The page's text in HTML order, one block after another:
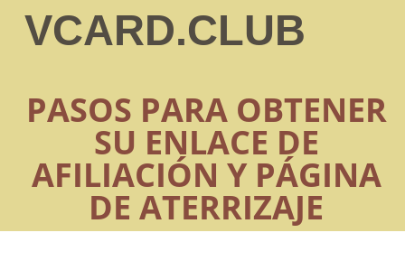
VCARD.CLUB
PASOS PARA OBTENER
SU ENLACE DE
AFILIACIÓN Y PÁGINA
DE ATERRIZAJE